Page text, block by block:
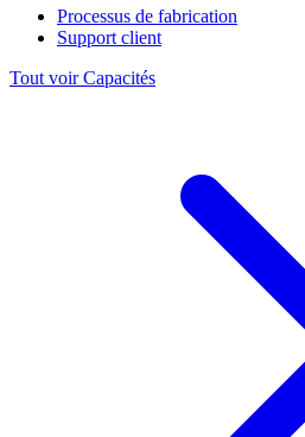
Processus de fabrication
Support client
Tout voir Capacités